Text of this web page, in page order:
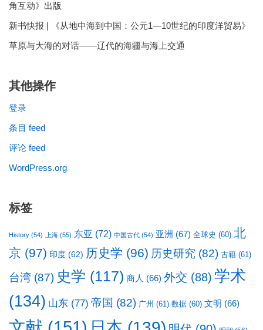
角互动》出版
新书快报 | 《从地中海到中国：公元1—10世纪的印度洋贸易》
草原与大海的对话——辽代的海疆与海上交通
其他操作
登录
条目 feed
评论 feed
WordPress.org
标签
History (54) 上海 (55) 东亚 (72) 中国古代 (54) 亚洲 (67) 全球史 (60) 北
京 (97) 印度 (62) 历史学 (96) 历史研究 (82) 古籍 (61)
台湾 (87) 史学 (117) 商人 (66) 外交 (88) 学术
(134) 山东 (77) 帝国 (82) 广州 (61) 数据 (60) 文明 (66)